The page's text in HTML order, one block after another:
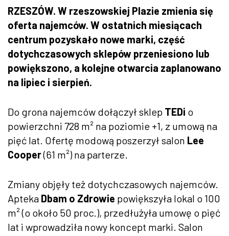
RZESZÓW. W rzeszowskiej Plazie zmienia się
oferta najemców. W ostatnich miesiącach
centrum pozyskało nowe marki, część
dotychczasowych sklepów przeniesiono lub
powiększono, a kolejne otwarcia zaplanowano
na lipiec i sierpień.
Do grona najemców dołączył sklep TEDi o
powierzchni 728 m² na poziomie +1, z umową na
pięć lat. Ofertę modową poszerzył salon Lee
Cooper(61 m²) na parterze.
Zmiany objęły też dotychczasowych najemców.
Apteka Dbam o Zdrowie powiększyła lokal o 100
m² (o około 50 proc.), przedłużyła umowę o pięć
lat i wprowadziła nowy koncept marki. Salon